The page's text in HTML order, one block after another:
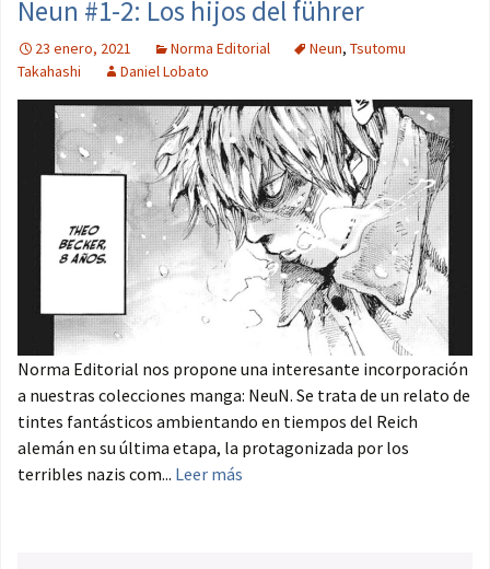
Neun #1-2: Los hijos del führer
23 enero, 2021 Norma Editorial Neun, Tsutomu
Takahashi
Daniel Lobato
Norma Editorial nos propone una interesante incorporación
a nuestras colecciones manga: NeuN. Se trata de un relato de
tintes fantásticos ambientando en tiempos del Reich
alemán en su última etapa, la protagonizada por los
terribles nazis com... Leer más